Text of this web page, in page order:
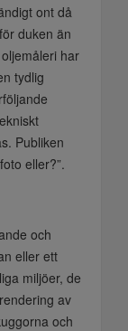
ont då
duken än
har
tydlig
Publiken
eller?”.
och
eller ett
miljöer, de
av
och